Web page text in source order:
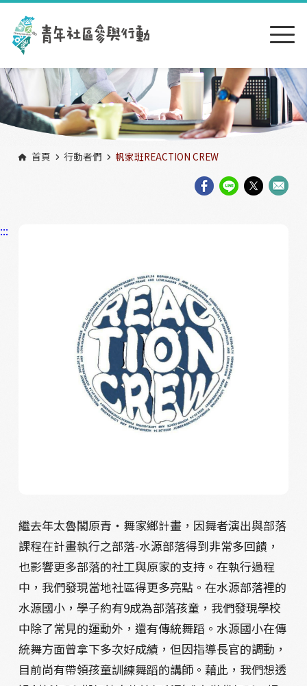
跳到主要內容區塊
首頁 行動者們 帆家班REACTION CREW
:::
繼去年太魯閣原青‧舞家鄉計畫，因舞者演出與部落
課程在計畫執行之部落-水源部落得到非常多回饋，
也影響更多部落的社工與原家的支持。在執行過程
中，我們發現當地社區得更多亮點。在水源部落裡的
水源國小，學子約有9成為部落孩童，我們發現學校
中除了常見的運動外，還有傳統舞蹈。水源國小在傳
統舞方面曾拿下多次好成績，但因指導長官的調動，
目前尚有帶領孩童訓練舞蹈的講師。藉此，我們想透